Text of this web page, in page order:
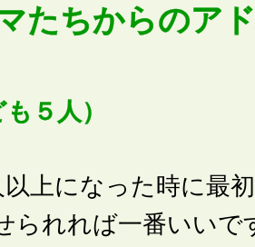
たちからのア
５人）
上になった時に最
られれば一番いいで